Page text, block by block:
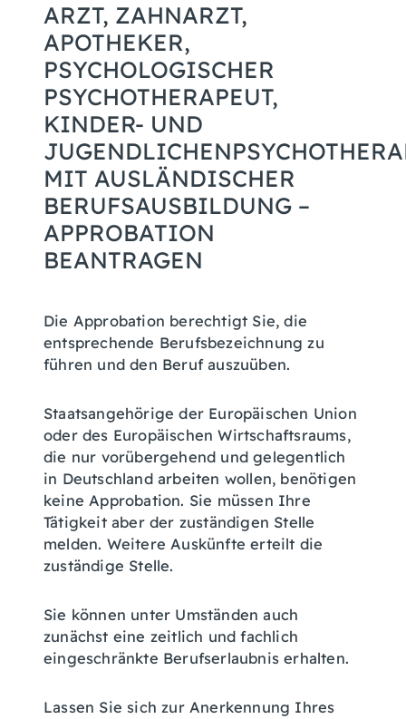
ARZT, ZAHNARZT,
APOTHEKER,
PSYCHOLOGISCHER
PSYCHOTHERAPEUT,
KINDER- UND
MIT AUSLÄNDISCHER
BERUFSAUSBILDUNG –
APPROBATION
BEANTRAGEN
Die Approbation berechtigt Sie, die
entsprechende Berufsbezeichnung zu
führen und den Beruf auszuüben.
Staatsangehörige der Europäischen Union
oder des Europäischen Wirtschaftsraums,
die nur vorübergehend und gelegentlich
in Deutschland arbeiten wollen, benötigen
keine Approbation. Sie müssen Ihre
Tätigkeit aber der zuständigen Stelle
melden. Weitere Auskünfte erteilt die
zuständige Stelle.
Sie können unter Umständen auch
zunächst eine zeitlich und fachlich
eingeschränkte Berufserlaubnis erhalten.
Lassen Sie sich zur Anerkennung Ihres